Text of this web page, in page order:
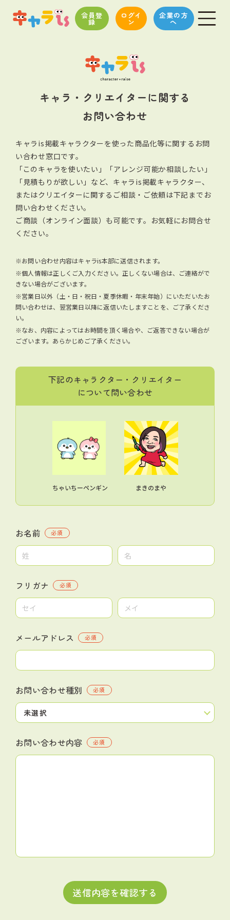
会員登
録
ログイ
ン
企業の方
へ
キャラ・クリエイターに関する
お問い合わせ
キャラis掲載キャラクターを使った商品化等に関するお問
い合わせ窓口です。
「このキャラを使いたい」「アレンジ可能か相談したい」
「見積もりが欲しい」など、キャラis掲載キャラクター、
またはクリエイターに関する ご相談・ご依頼は下記までお
問い合わせください。
ご商談（オンライン面談）も可能です。お気軽にお問合せ
ください。
※お問い合わせ内容はキャラis本部に送信されます。
※個人情報は正しくご入力ください。正しくない場合は、ご連絡がで
きない場合がございます。
※営業日以外（土・日・祝日・夏季休暇・年末年始）にいただいたお
問い合わせは、翌営業日以降に返信いたしますことを、ご了承くださ
い。
※なお、内容によってはお時間を頂く場合や、ご返答できない場合が
ございます。あらかじめご了承ください。
下記のキャラクター・クリエイター
について問い合わせ
ちゃいちーペンギン まきのまや
お名前 必須
フリガナ 必須
メールアドレス 必須
お問い合わせ種別 必須
お問い合わせ内容 必須
送信内容を確認する